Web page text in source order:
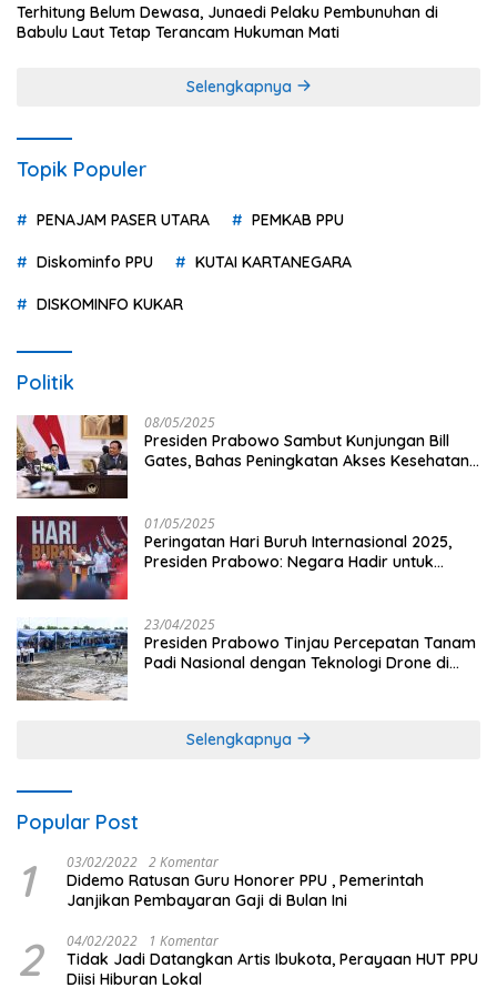
Terhitung Belum Dewasa, Junaedi Pelaku Pembunuhan di
Babulu Laut Tetap Terancam Hukuman Mati
Selengkapnya
Topik Populer
PENAJAM PASER UTARA PEMKAB PPU
Diskominfo PPU KUTAI KARTANEGARA
DISKOMINFO KUKAR
Politik
08/05/2025
Presiden Prabowo Sambut Kunjungan Bill
Gates, Bahas Peningkatan Akses Kesehatan
01/05/2025
Peringatan Hari Buruh Internasional 2025,
Presiden Prabowo: Negara Hadir untuk
23/04/2025
Presiden Prabowo Tinjau Percepatan Tanam
Padi Nasional dengan Teknologi Drone di
Selengkapnya
Popular Post
1 03/02/2022 2 Komentar
Didemo Ratusan Guru Honorer PPU , Pemerintah
Janjikan Pembayaran Gaji di Bulan Ini
2 04/02/2022 1 Komentar
Tidak Jadi Datangkan Artis Ibukota, Perayaan HUT PPU
Diisi Hiburan Lokal